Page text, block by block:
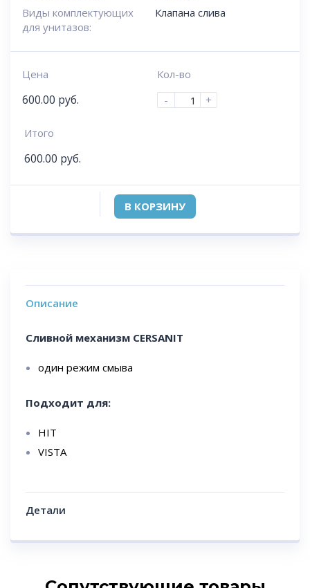
Виды комплектующих
для унитазов:
Клапана слива
Цена
600.00 руб.
Кол-во
-
+
Итого
600.00 руб.
В КОРЗИНУ
Описание
Сливной механизм CERSANIT
один режим смыва
Подходит для:
HIT
VISTA
Детали